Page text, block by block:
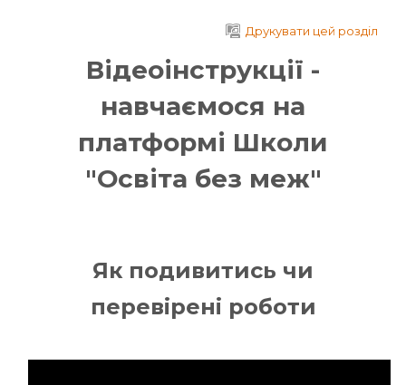
Друкувати цей розділ
Відеоінструкції -
навчаємося на
платформі Школи
"Освіта без меж"
Як подивитись чи
перевірені роботи